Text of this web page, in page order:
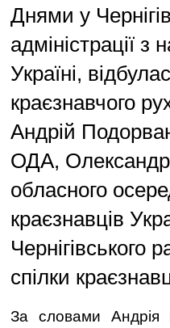
Днями у
адміністрації з
Україні,
краєзнавчого
Андрій
ОДА, Олександр
обласного
краєзнавців
Чернігівського
спілки
За словами Андрія